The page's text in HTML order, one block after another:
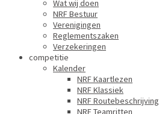
Wat wij doen
NRF Bestuur
Verenigingen
Reglementszaken
Verzekeringen
competitie
Kalender
NRF Kaartlezen
NRF Klassiek
NRF Routebeschrijving
NRF Teamritten